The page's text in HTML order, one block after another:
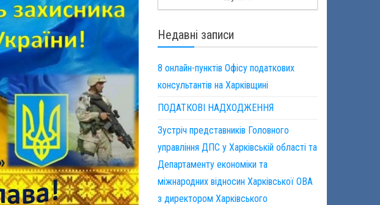
Недавні записи
8 онлайн-пунктів Офісу податкових
консультантів на Харківщині
ПОДАТКОВІ НАДХОДЖЕННЯ
Зустріч представників Головного
управління ДПС у Харківській області та
Департаменту економіки та
міжнародних відносин Харківської ОВА
з директором Харківського